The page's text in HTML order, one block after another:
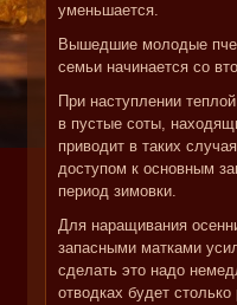
уменьшается.
Вышедшие молодые
семьи начинается со
При наступлении
в пустые соты,
приводит в таких
доступом к основным
период зимовки.
Для наращивания
запасными матками
сделать это надо
отводках будет